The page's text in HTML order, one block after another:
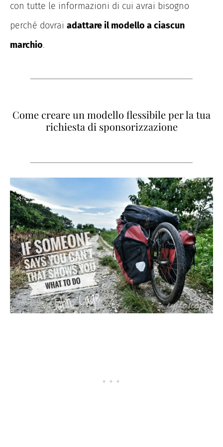
con tutte le informazioni di cui avrai bisogno
perché dovrai adattare il modello a ciascun
marchio.
Come creare un modello flessibile per la tua
richiesta di sponsorizzazione